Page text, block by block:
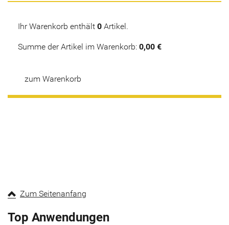
Ihr Warenkorb enthält 0 Artikel.
Summe der Artikel im Warenkorb: 0,00 €
zum Warenkorb
Zum Seitenanfang
Top Anwendungen